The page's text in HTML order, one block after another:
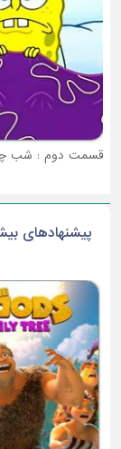
قسمت دوم : شب
پیشنهادهای